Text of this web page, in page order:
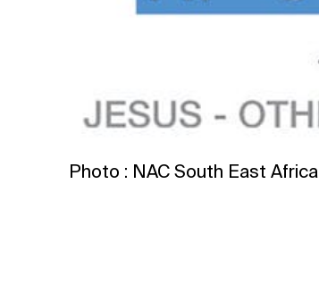
Photo : NAC South East Africa